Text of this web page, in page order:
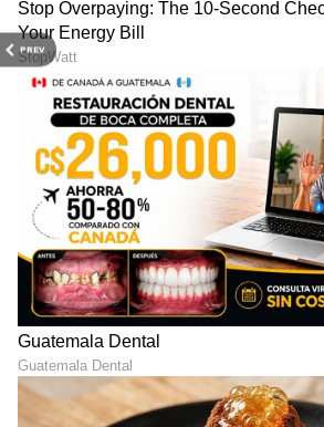
PREV
DOWNLOAD APP
RECOMMENDED STORIES